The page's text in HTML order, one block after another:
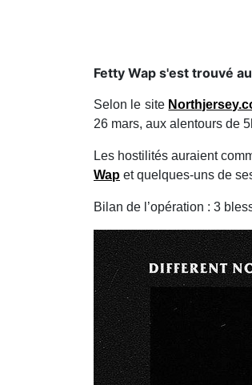
Fetty Wap s'est trouvé
Selon le site
26 mars, aux alentours de
Les hostilités auraient
Wap et quelques-uns de
Bilan de l’opération : 3